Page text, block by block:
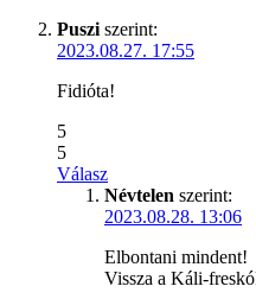
Puszi szerint:
2023.08.27. 17:55
Fidióta!
5
5
Válasz
Névtelen szerint:
2023.08.28. 13:06
Elbontani mindent!
Vissza a Káli-